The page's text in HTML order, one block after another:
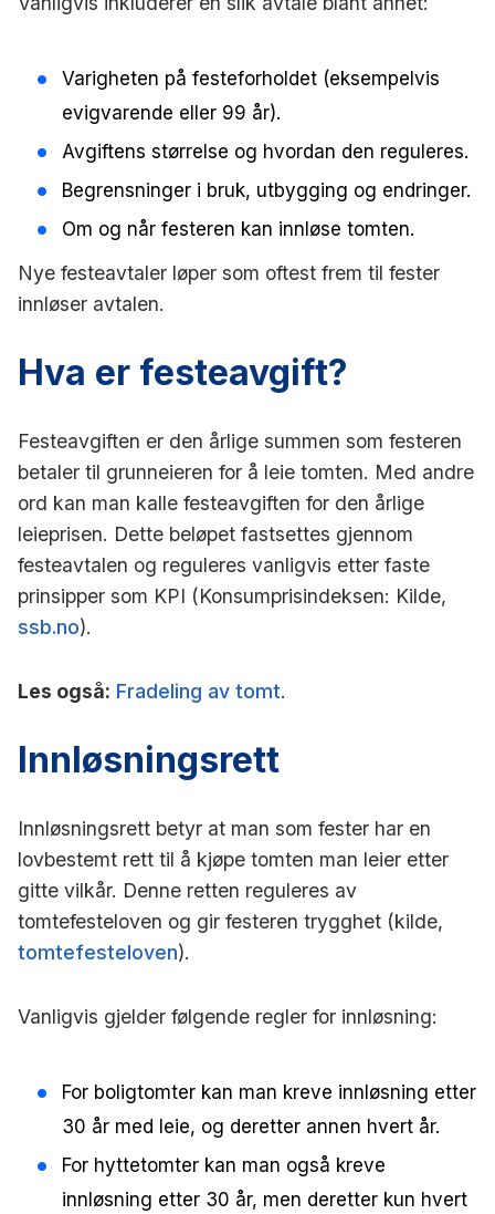
Varigheten på festeforholdet (eksempelvis
evigvarende eller 99 år).
Avgiftens størrelse og hvordan den reguleres.
Begrensninger i bruk, utbygging og endringer.
Om og når festeren kan innløse tomten.
Nye festeavtaler løper som oftest frem til fester
innløser avtalen.
Hva er festeavgift?
Festeavgiften er den årlige summen som festeren
betaler til grunneieren for å leie tomten. Med andre
ord kan man kalle festeavgiften for den årlige
leieprisen. Dette beløpet fastsettes gjennom
festeavtalen og reguleres vanligvis etter faste
prinsipper som KPI (Konsumprisindeksen: Kilde,
ssb.no).
Les også: Fradeling av tomt.
Innløsningsrett
Innløsningsrett betyr at man som fester har en
lovbestemt rett til å kjøpe tomten man leier etter
gitte vilkår. Denne retten reguleres av
tomtefesteloven og gir festeren trygghet (kilde,
tomtefesteloven).
Vanligvis gjelder følgende regler for innløsning:
For boligtomter kan man kreve innløsning etter
30 år med leie, og deretter annen hvert år.
For hyttetomter kan man også kreve
innløsning etter 30 år, men deretter kun hvert